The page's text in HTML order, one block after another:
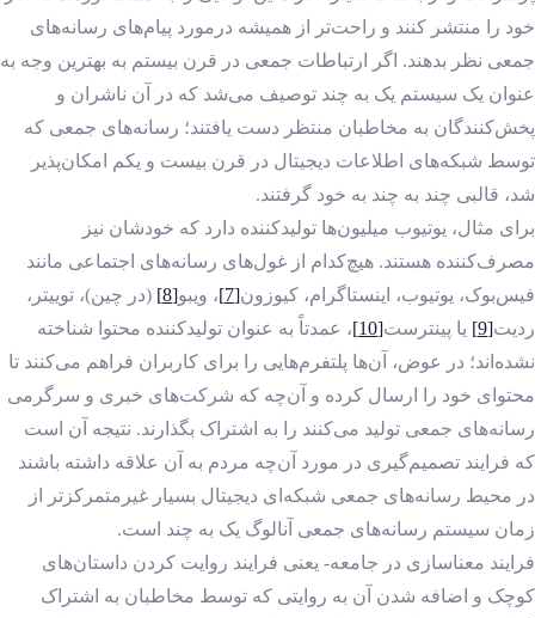
خود را منتشر کنند و راحت‌تر از همیشه درمورد پیام‌های رسانه‌های
جمعی نظر بدهند. اگر ارتباطات جمعی در قرن بیستم به بهترین وجه به
عنوان یک سیستم یک به چند توصیف می‌شد که در آن ناشران و
پخش‌کنندگان به مخاطبان منتظر دست یافتند؛ رسانه‌های جمعی که
توسط شبکه‌های اطلاعات دیجیتال در قرن بیست و یکم امکان‌پذیر
شد، قالبی چند به چند به خود گرفتند.
برای مثال، یوتیوب میلیون‌ها تولیدکننده دارد که خودشان نیز
مصرف‌کننده هستند. هیچ‌کدام از غول‌های رسانه‌های اجتماعی مانند
فیس‌بوک، یوتیوب، اینستاگرام، کیوزون[7] ، ویبو[8]
(در چین)، توییتر،
ردیت[9] یا پینترست[10]
، عمدتاً به عنوان تولیدکننده محتوا شناخته
نشده‌اند؛ در عوض، آن‌ها پلتفرم‌هایی را برای کاربران فراهم می‌کنند تا
محتوای خود را ارسال کرده و آن‌چه که شرکت‌های خبری و سرگرمی
رسانه‌های جمعی تولید می‌کنند را به اشتراک بگذارند. نتیجه آن است
که فرایند تصمیم‌گیری در مورد آن‌چه مردم به آن علاقه داشته باشند
در محیط رسانه‌های جمعی شبکه‌ای دیجیتال بسیار غیرمتمرکزتر از
زمان سیستم‌ رسانه‌های جمعی آنالوگ یک به چند است.
فرایند معناسازی در جامعه- یعنی فرایند روایت کردن داستان‌های
کوچک و اضافه شدن آن به روایتی که توسط مخاطبان به اشتراک